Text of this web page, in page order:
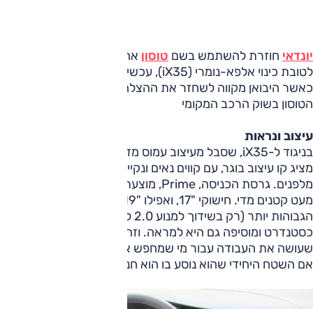
יונדאי חוזרת להשתמש בשם טוסון אחרי הפסקה של כמה שנים
לטובת כינוי אלפא-נומרי (iX35), עכשיו הטוסון מגיע גם אלינו,
כאשר היבואן מקווה לשחזר את ההצלחה של הדור הראשון של
הטוסון בשוק הרכב המקומי
עיצוב ונראות
בניגוד ל-iX35, שסבל מעיצוב עמוס מדי בפרטים, הטוסון החדש
מציג קו עיצוב בוגר, עם קווים נאים ונקיים יותר – וגריל גדול
הגבוהות יותר (רק בשידוך למנוע 2.0 ל'). תאורת לד ליום מוצעת
כסטנדרט ומוסיפה גם היא למראה. וזהו בהחלט רכב נאה,
שעושה את העבודה עבור מי שמחפש את מראה רכב הפנאי, גם
אם השטח היחידי שהוא נוסע בו הוא חניית העפר ליד הסופר.